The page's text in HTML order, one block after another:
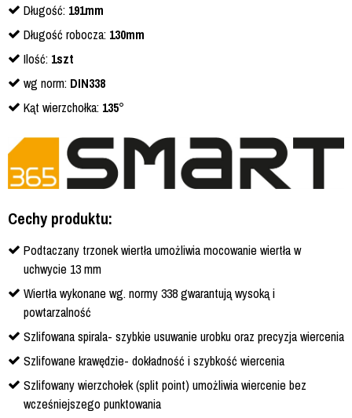
Długość: 191mm
Długość robocza: 130mm
Ilość: 1szt
wg norm: DIN338
Kąt wierzchołka: 135°
Cechy produktu:
Podtaczany trzonek wiertła umożliwia mocowanie wiertła w
uchwycie 13 mm
Wiertła wykonane wg. normy 338 gwarantują wysoką i
powtarzalność
Szlifowana spirala- szybkie usuwanie urobku oraz precyzja wiercenia
Szlifowane krawędzie- dokładność i szybkość wiercenia
Szlifowany wierzchołek (split point) umożliwia wiercenie bez
wcześniejszego punktowania